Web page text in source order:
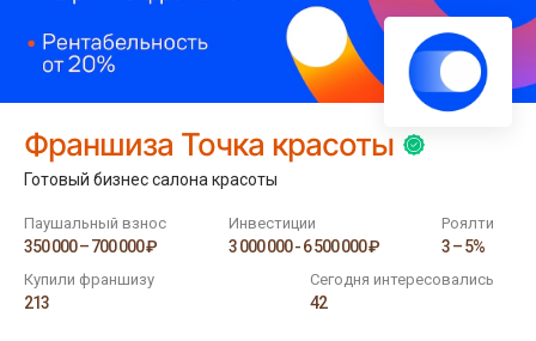
Франшиза Точка красоты
Готовый бизнес салона красоты
Паушальный взнос
350 000 – 700 000 ₽
Инвестиции
3 000 000 - 6 500 000 ₽
Роялти
3 – 5%
Купили франшизу
213
Сегодня интересовались
42